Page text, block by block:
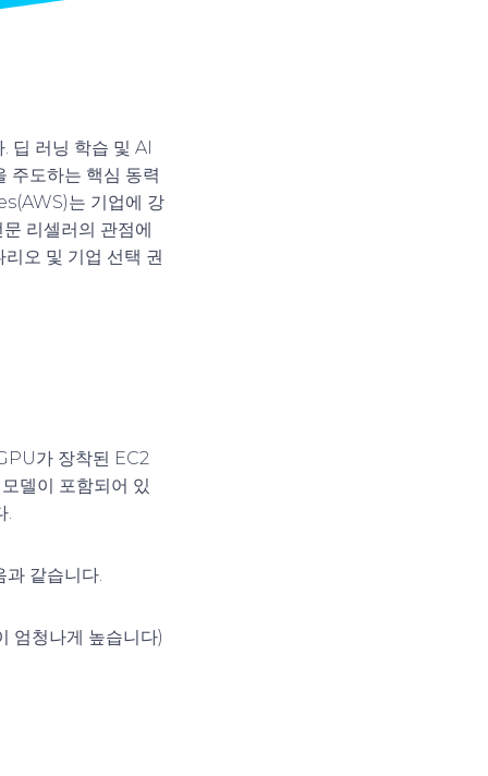
딥 러닝 학습 및 AI
주도하는 핵심 동력
는 기업에 강
리셀러의 관점에
오 및 기업 선택 권
가 장착된 EC2
델이 포함되어 있
.
같습니다.
엄청나게 높습니다)